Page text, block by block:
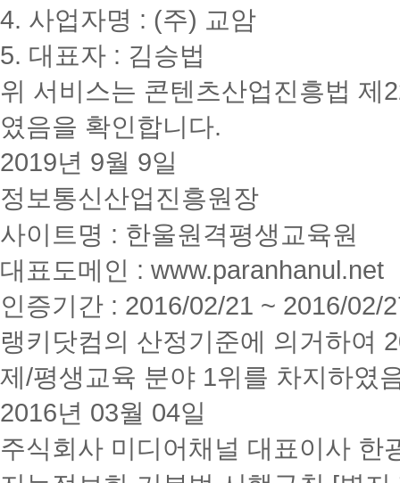
4. 사업자명 : (주) 교암
5. 대표자 : 김승법
위 서비스는 콘텐츠산업진흥법 제
였음을 확인합니다.
2019년 9월 9일
정보통신산업진흥원장
사이트명 : 한울원격평생교육원
대표도메인 : www.paranhanul.net
인증기간 : 2016/02/21 ~ 2016/02/
랭키닷컴의 산정기준에 의거하여
제/평생교육 분야 1위를 차지하였
2016년 03월 04일
주식회사 미디어채널 대표이사 한